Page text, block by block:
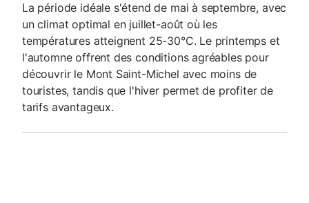
La période idéale s'étend de mai à septembre, avec
un climat optimal en juillet-août où les
températures atteignent 25-30°C. Le printemps et
l'automne offrent des conditions agréables pour
découvrir le Mont Saint-Michel avec moins de
touristes, tandis que l'hiver permet de profiter de
tarifs avantageux.